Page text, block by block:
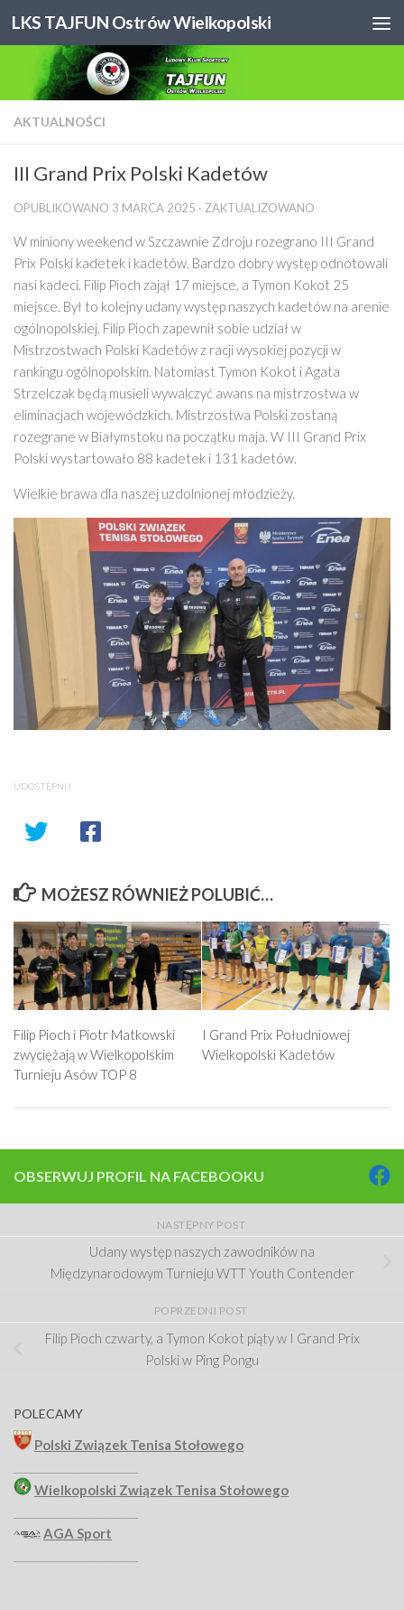
Skip to content
LKS TAJFUN Ostrów Wielkopolski
AKTUALNOŚCI
III Grand Prix Polski Kadetów
OPUBLIKOWANO 3 MARCA 2025 · ZAKTUALIZOWANO
W miniony weekend w Szczawnie Zdroju rozegrano III Grand
Prix Polski kadetek i kadetów. Bardzo dobry występ odnotowali
nasi kadeci. Filip Pioch zajął 17 miejsce, a Tymon Kokot 25
miejsce. Był to kolejny udany występ naszych kadetów na arenie
ogólnopolskiej. Filip Pioch zapewnił sobie udział w
Mistrzostwach Polski Kadetów z racji wysokiej pozycji w
rankingu ogólnopolskim. Natomiast Tymon Kokot i Agata
Strzelczak będą musieli wywalczyć awans na mistrzostwa w
eliminacjach wojewódzkich. Mistrzostwa Polski zostaną
rozegrane w Białymstoku na początku maja. W III Grand Prix
Polski wystartowało 88 kadetek i 131 kadetów.
Wielkie brawa dla naszej uzdolnionej młodzieży.
UDOSTĘPNIJ
MOŻESZ RÓWNIEŻ POLUBIĆ…
Filip Pioch i Piotr Matkowski
zwyciężają w Wielkopolskim
Turnieju Asów TOP 8
I Grand Prix Południowej
Wielkopolski Kadetów
OBSERWUJ PROFIL NA FACEBOOKU
NASTĘPNY POST
Udany występ naszych zawodników na
Międzynarodowym Turnieju WTT Youth Contender
POPRZEDNI POST
Filip Pioch czwarty, a Tymon Kokot piąty w I Grand Prix
Polski w Ping Pongu
POLECAMY
Polski Związek Tenisa Stołowego
Wielkopolski Związek Tenisa Stołowego
AGA Sport